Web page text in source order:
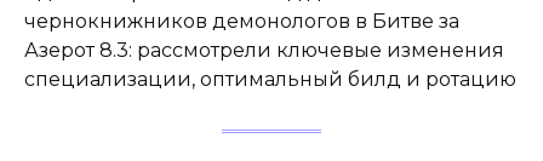
чернокнижников демонологов в Битве за
Азерот 8.3: рассмотрели ключевые изменения
специализации, оптимальный билд и ротацию